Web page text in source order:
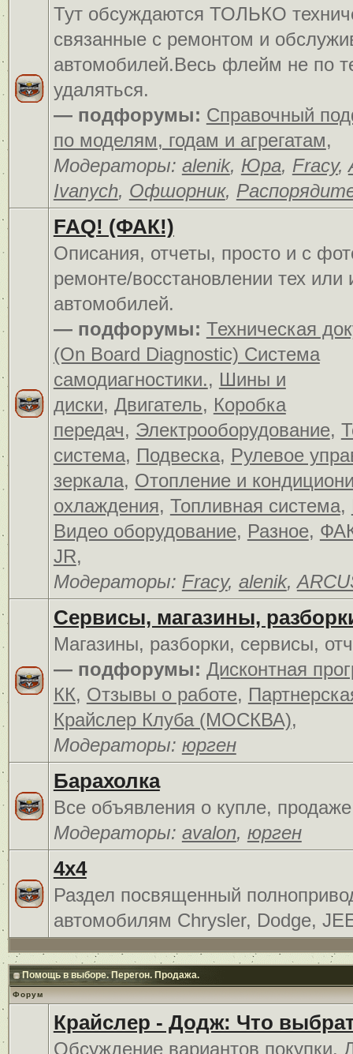
Тут обсуждаются ТОЛЬКО
связанные с ремонтом и
автомобилей.Весь флейм не по
удаляться.
— подфорумы: Справочный
по моделям, годам и агрегатам,
Модераторы: alenik, Юра, Fracy,
Ivanych, Офшорник,
FAQ! (ФАК!)
Описания, отчеты, просто и c
ремонте/восстановлении тех или
автомобилей.
— подфорумы: Техническая
(On Board Diagnostic) Система
самодиагностики., Шины и
диски, Двигатель, Коробка
передач, Электрооборудование,
система, Подвеска, Рулевое
зеркала, Отопление и
охлаждения, Топливная система,
Видео оборудование, Разное,
JR,
Модераторы: Fracy, alenik,
Сервисы, магазины,
Магазины, разборки, сервисы,
— подфорумы: Дисконтная
КК, Отзывы о работе,
Крайслер Клуба (МОСКВА),
Модераторы: юрген
Барахолка
Все объявления о купле,
Модераторы: avalon, юрген
4x4
Раздел посвященный
автомобилям Chrysler, Dodge,
Помощь в выборе. Перегон. Продажа.
Форум
Крайслер - Додж: Что
Обсуждение вариантов покупки.